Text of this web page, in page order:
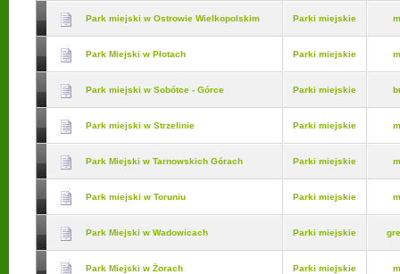
Park miejski w Ostrowie Wielkopolskim Parki miejskie
Park Miejski w Płotach Parki miejskie
Park miejski w Sobótce - Górce Parki miejskie
Park miejski w Strzelinie Parki miejskie
Park Miejski w Tarnowskich Górach Parki miejskie
Park miejski w Toruniu Parki miejskie
Park Miejski w Wadowicach Parki miejskie
Park Miejski w Żorach Parki miejskie